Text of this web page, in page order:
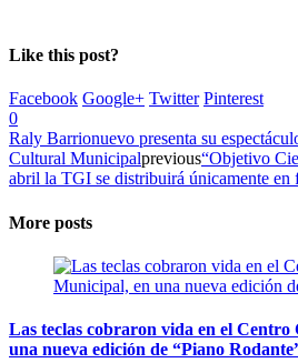
Like this post?
Facebook Google+ Twitter Pinterest
0
Raly Barrionuevo presenta su
Cultural Municipalprevious“Objetivo
abril la TGI se distribuirá únicamente en
More posts
Las teclas cobraron vida en el
una nueva edición de “Piano